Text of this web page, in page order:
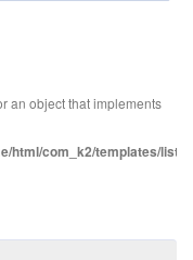
an object that implements
html/com_k2/templates/